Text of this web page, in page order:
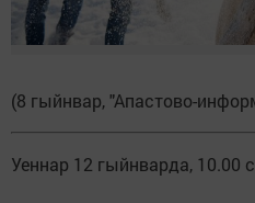
(8 гыйнвар, "Апастово-
Уеннар 12 гыйнварда, 10.00